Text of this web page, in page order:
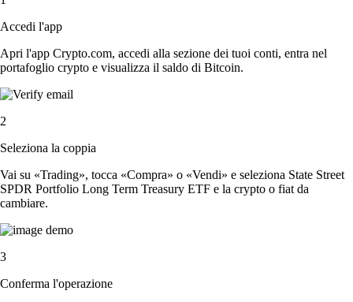
Accedi l'app
Apri l'app Crypto.com, accedi alla sezione dei tuoi conti, entra nel
portafoglio crypto e visualizza il saldo di Bitcoin.
2
Seleziona la coppia
Vai su «Trading», tocca «Compra» o «Vendi» e seleziona State Street
SPDR Portfolio Long Term Treasury ETF e la crypto o fiat da
cambiare.
3
Conferma l'operazione